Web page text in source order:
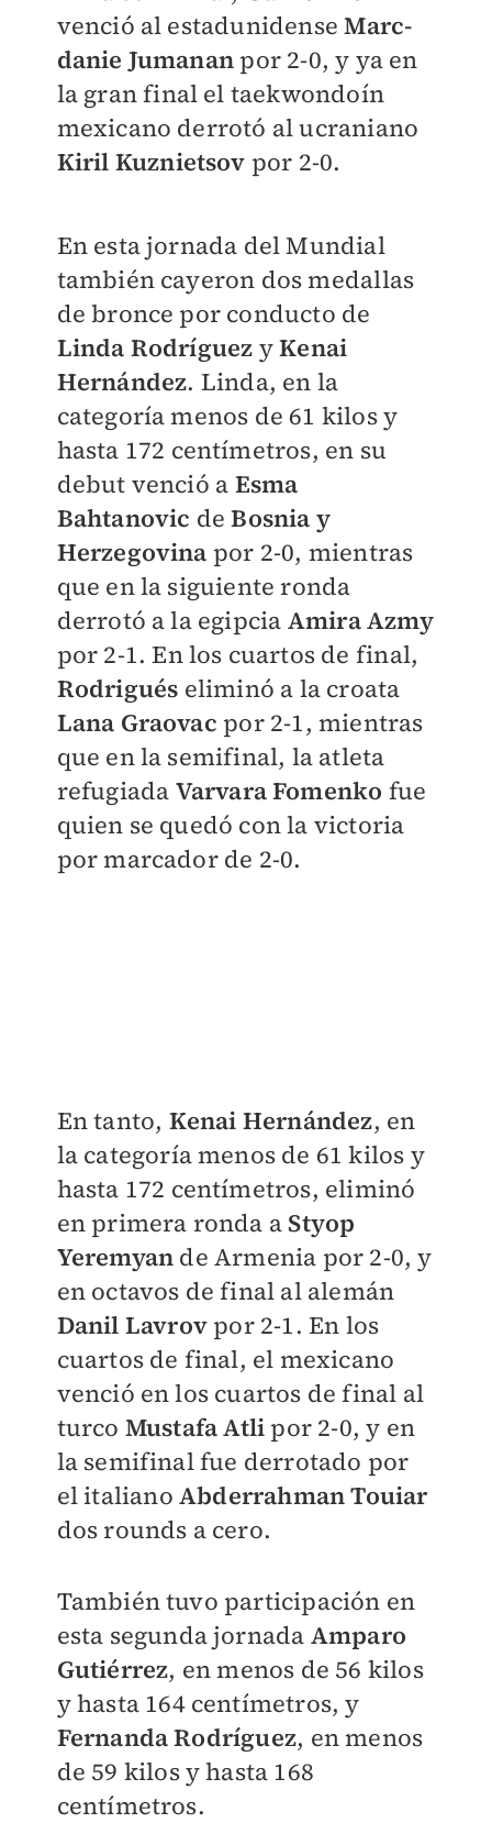
venció al estadunidenseMarc-
danie Jumanan por 2-0, y ya en
la gran final el taekwondoín
mexicano derrotó al ucraniano
Kiril Kuznietsov por 2-0.
En esta jornada del Mundial
también cayeron dos medallas
de bronce por conducto de
Linda Rodríguez yKenai
Hernández. Linda, en la
categoría menos de 61 kilos y
hasta 172 centímetros, en su
debut venció a Esma
Bahtanovic deBosnia y
Herzegovina por 2-0, mientras
que en la siguiente ronda
derrotó a la egipcia Amira Azmy
por 2-1. En los cuartos de final,
Rodrigués eliminó a la croata
Lana Graovac por 2-1, mientras
que en la semifinal, la atleta
refugiada Varvara Fomenko fue
quien se quedó con la victoria
por marcador de 2-0.
En tanto, Kenai Hernández, en
la categoría menos de 61 kilos y
hasta 172 centímetros, eliminó
en primera ronda a Styop
Yeremyan de Armenia por 2-0, y
en octavos de final al alemán
Danil Lavrovpor 2-1. En los
cuartos de final, el mexicano
venció en los cuartos de final al
turco Mustafa Atli por 2-0, y en
la semifinal fue derrotado por
el italiano Abderrahman Touiar
dos rounds a cero.
También tuvo participación en
esta segunda jornada Amparo
Gutiérrez, en menos de 56 kilos
y hasta 164 centímetros, y
Fernanda Rodríguez, en menos
de 59 kilos y hasta 168
centímetros.